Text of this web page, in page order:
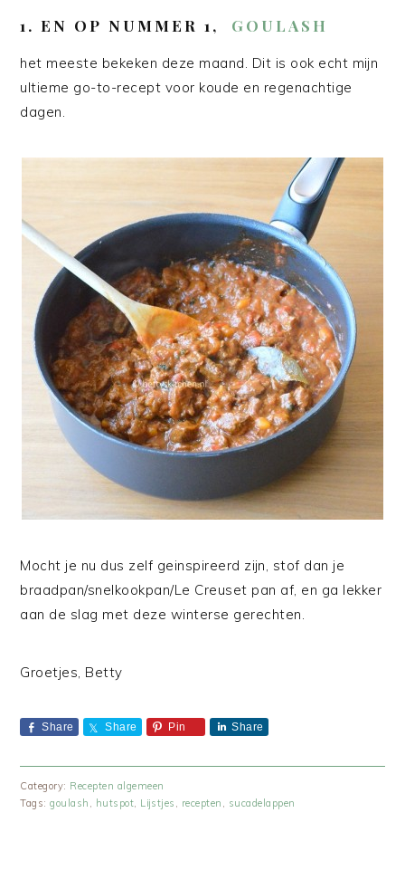
1. EN OP NUMMER 1, GOULASH
het meeste bekeken deze maand. Dit is ook echt mijn
ultieme go-to-recept voor koude en regenachtige
dagen.
Mocht je nu dus zelf geinspireerd zijn, stof dan je
braadpan/snelkookpan/Le Creuset pan af, en ga lekker
aan de slag met deze winterse gerechten.
Groetjes, Betty
Share Share Pin Share
Category: Recepten algemeen
Tags:goulash , hutspot, Lijstjes , recepten , sucadelappen